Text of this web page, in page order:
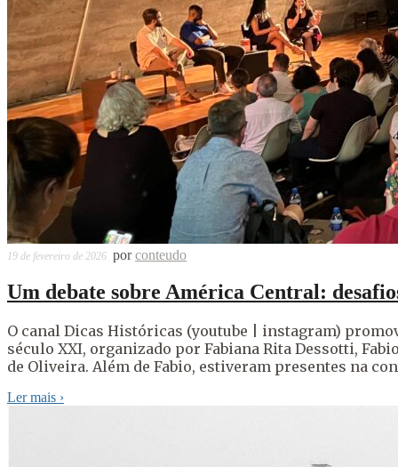
19 de fevereiro de 2026 porconteudo
Um debate sobre América Central:
O canal Dicas Históricas (youtube | instagram)
século XXI, organizado por Fabiana Rita Dessotti,
de Oliveira. Além de Fabio, estiveram presentes na
Ler mais ›